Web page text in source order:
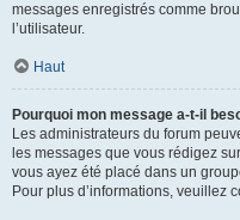
messages enregistrés comme
l’utilisateur.
Haut
Pourquoi mon message a-t-il
Les administrateurs du forum
les messages que vous rédigez
vous ayez été placé dans un
Pour plus d’informations, veuillez